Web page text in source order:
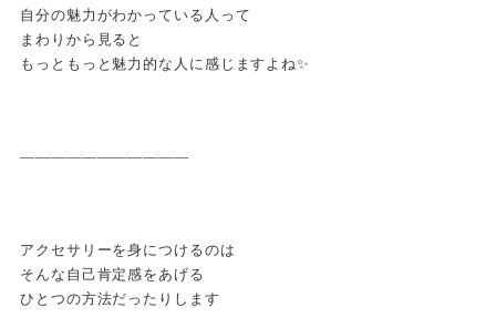
自分の魅力がわかっている人って
まわりから見ると
もっともっと魅力的な人に感じますよね✨
———————————
アクセサリーを身につけるのは
そんな自己肯定感をあげる
ひとつの方法だったりします